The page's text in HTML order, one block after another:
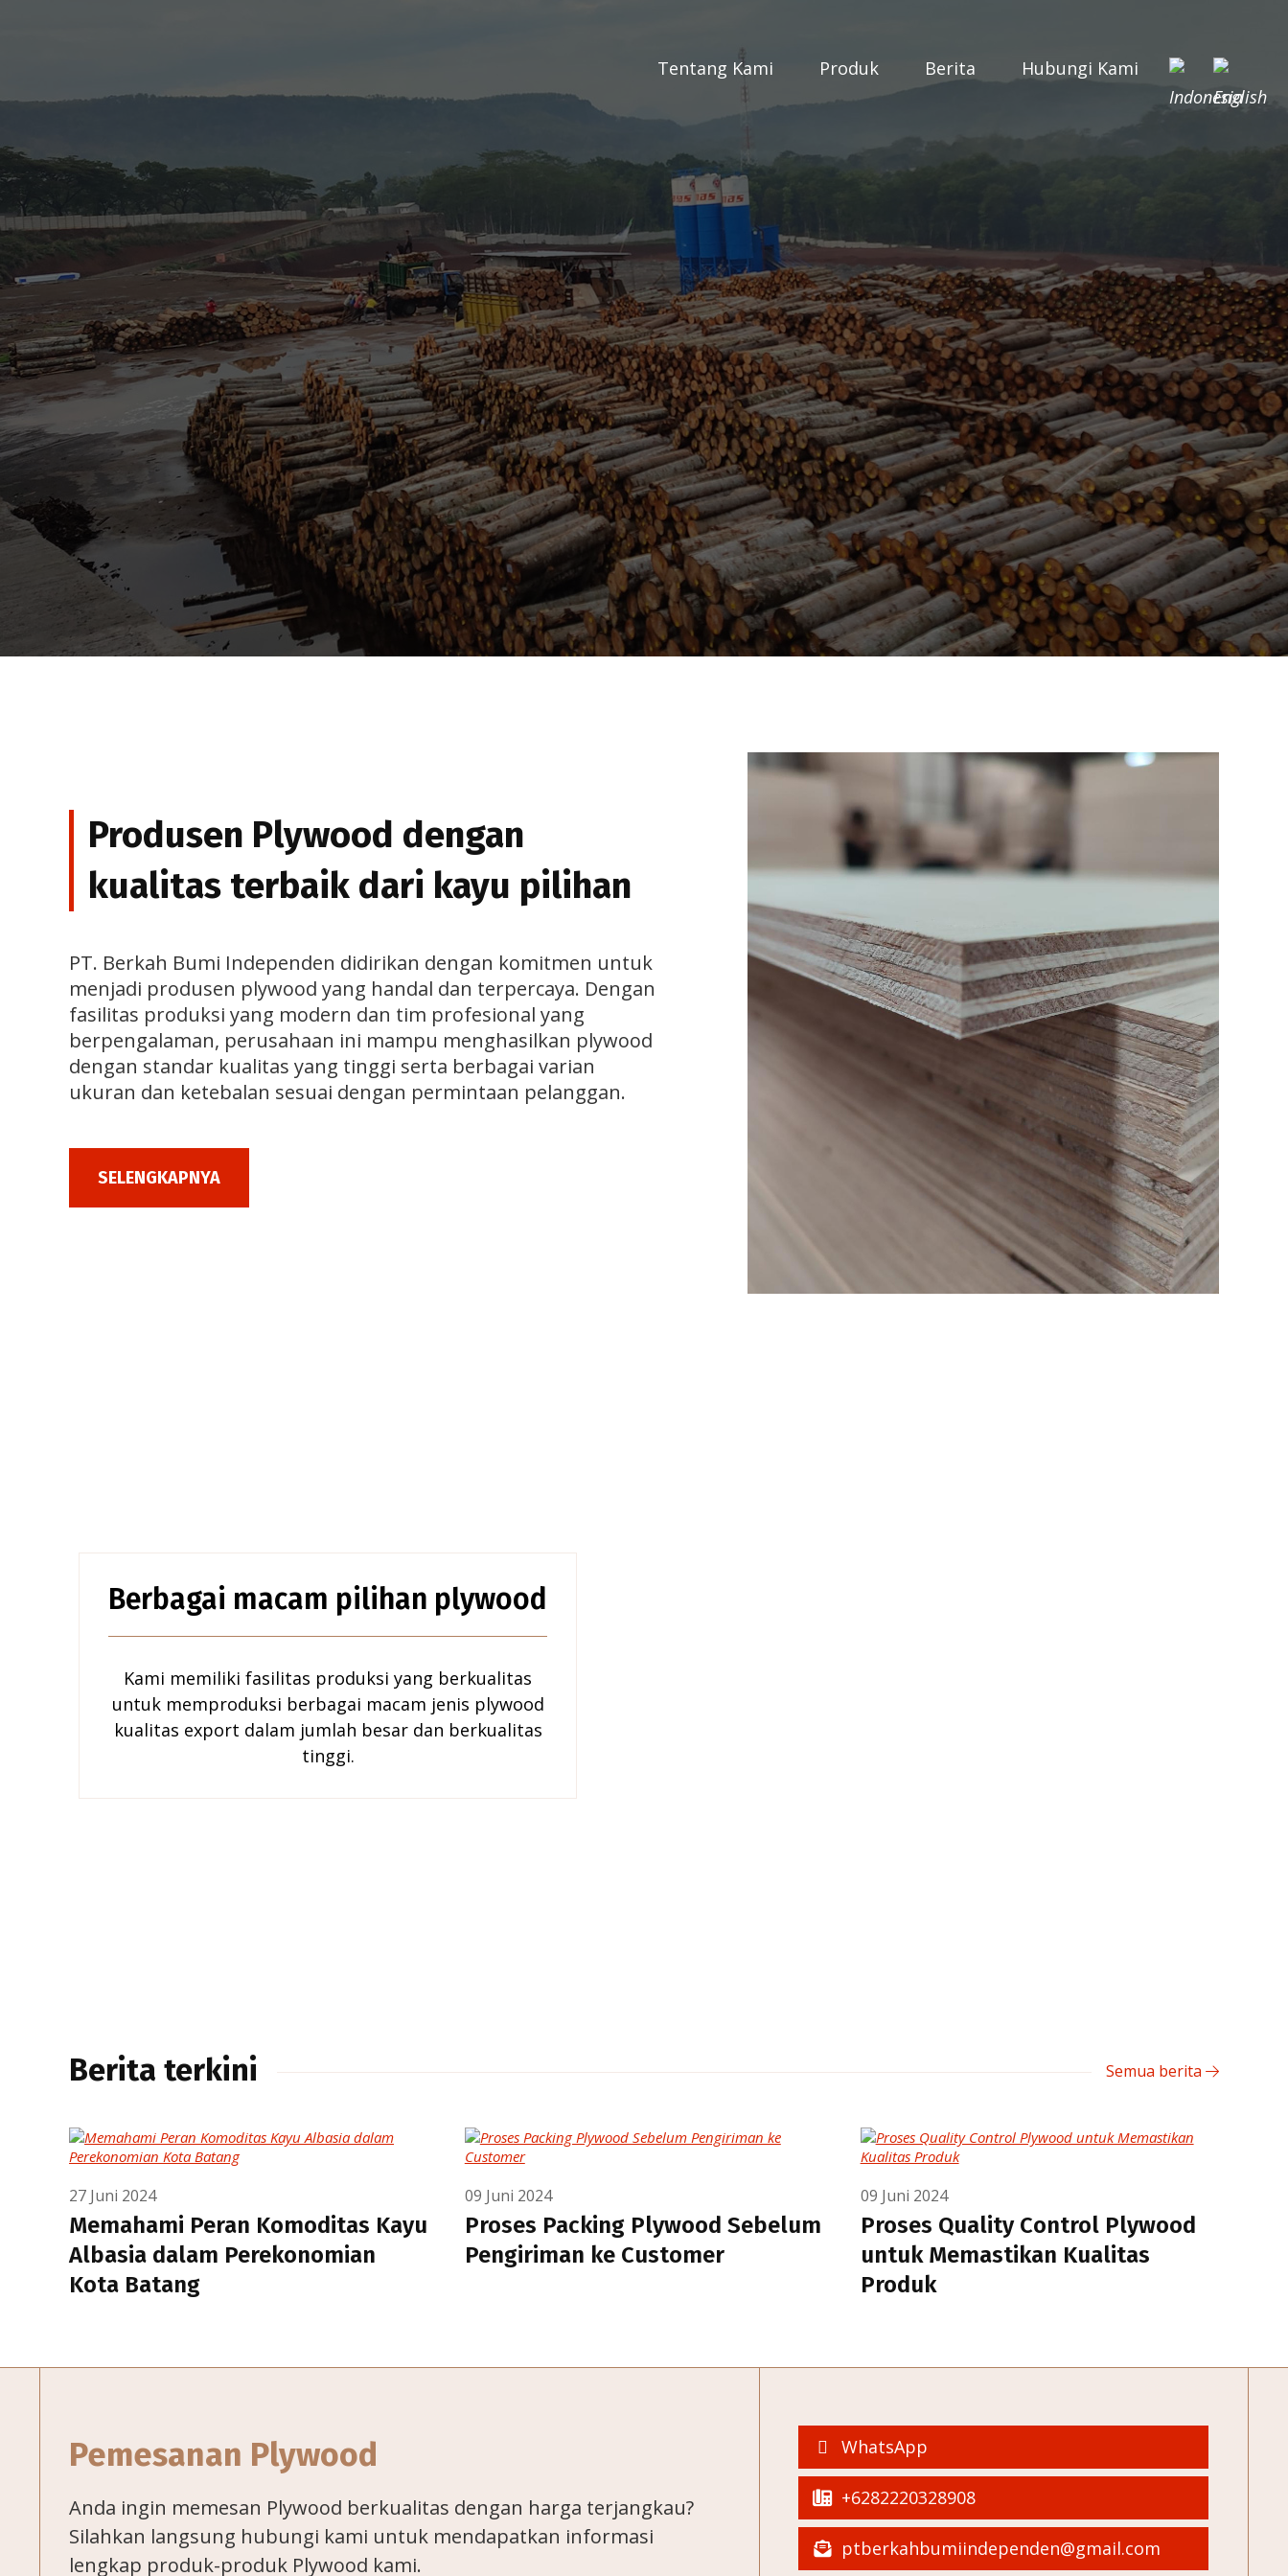
Tentang Kami Produk Berita Hubungi Kami
Produsen Plywood dengan
kualitas terbaik dari kayu pilihan
PT. Berkah Bumi Independen didirikan dengan komitmen untuk
menjadi produsen plywood yang handal dan terpercaya. Dengan
fasilitas produksi yang modern dan tim profesional yang
berpengalaman, perusahaan ini mampu menghasilkan plywood
dengan standar kualitas yang tinggi serta berbagai varian
ukuran dan ketebalan sesuai dengan permintaan pelanggan.
SELENGKAPNYA
Berbagai macam pilihan plywood
Kami memiliki fasilitas produksi yang berkualitas
untuk memproduksi berbagai macam jenis plywood
kualitas export dalam jumlah besar dan berkualitas
tinggi.
Berita terkini Semua berita
27 Juni 2024
Memahami Peran Komoditas Kayu
Albasia dalam Perekonomian
Kota Batang
09 Juni 2024
Proses Packing Plywood Sebelum
Pengiriman ke Customer
09 Juni 2024
Proses Quality Control Plywood
untuk Memastikan Kualitas
Produk
Pemesanan Plywood
Anda ingin memesan Plywood berkualitas dengan harga terjangkau?
Silahkan langsung hubungi kami untuk mendapatkan informasi
lengkap produk-produk Plywood kami.
WhatsApp
+6282220328908
ptberkahbumiindependen@gmail.com